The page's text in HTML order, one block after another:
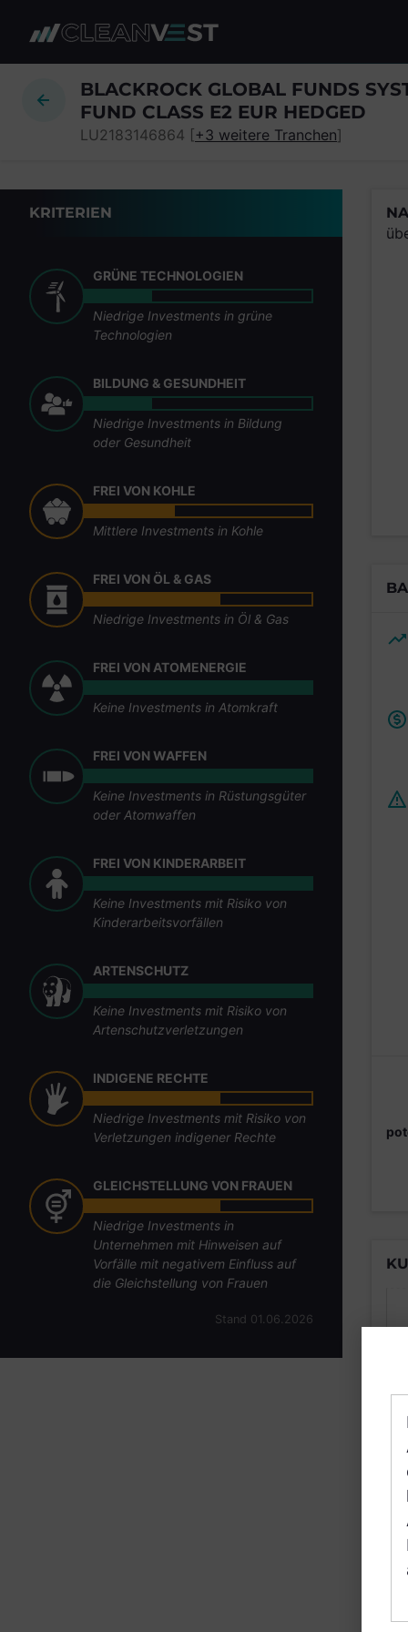
BLACKROCK GLOBAL FUNDS
FUND CLASS E2 EUR HEDGED
LU2183146864 [+3 weitere Tranchen]
KRITERIEN
GRÜNE TECHNOLOGIEN
Niedrige Investments in grüne
Technologien
BILDUNG & GESUNDHEIT
Niedrige Investments in Bildung
oder Gesundheit
FREI VON KOHLE
Mittlere Investments in Kohle
FREI VON ÖL & GAS
Niedrige Investments in Öl & Gas
FREI VON ATOMENERGIE
Keine Investments in Atomkraft
FREI VON WAFFEN
Keine Investments in Rüstungsgüter
oder Atomwaffen
FREI VON KINDERARBEIT
Keine Investments mit Risiko von
Kinderarbeitsvorfällen
ARTENSCHUTZ
Keine Investments mit Risiko von
Artenschutzverletzungen
INDIGENE RECHTE
Niedrige Investments mit Risiko von
Verletzungen indigener Rechte
GLEICHSTELLUNG VON FRAUEN
Niedrige Investments in
Unternehmen mit Hinweisen auf
Vorfälle mit negativem Einfluss auf
die Gleichstellung von Frauen
Stand 01.06.2026